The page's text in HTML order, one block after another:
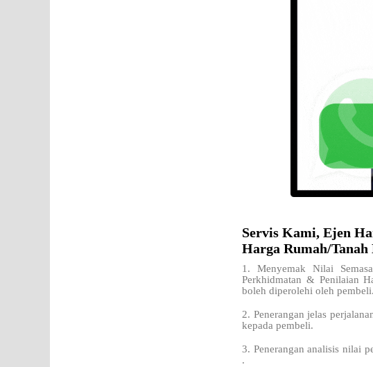
Servis Kami, Ejen
Harga Rumah/
1. Menyemak Nilai
Perkhidmatan & Penilaian
boleh diperolehi oleh pembeli.
2. Penerangan jelas
kepada pembeli.
3. Penerangan analisis nilai
.